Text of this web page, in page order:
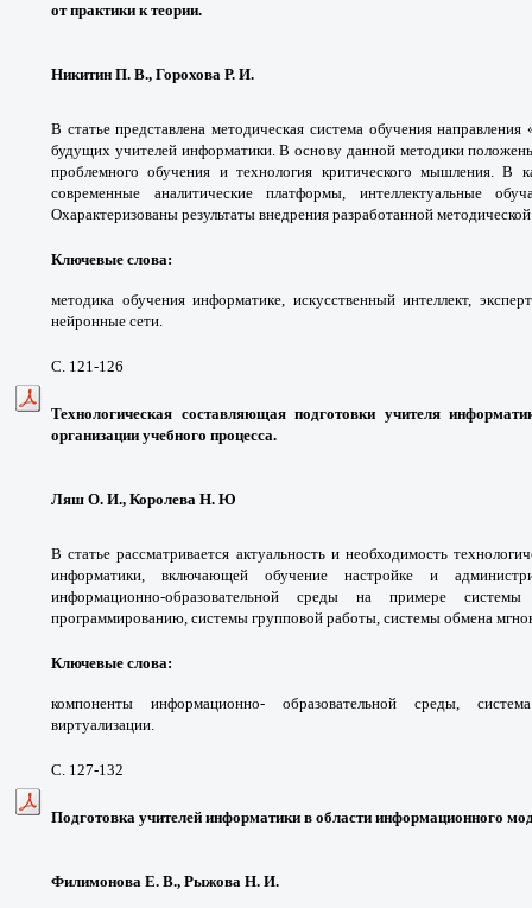
от практики к теории.
Никитин П. В., Горохова Р. И.
В статье представлена методическая система обучения
будущих учителей информатики. В основу данной методики
проблемного обучения и технология критического мышления. В
современные аналитические платформы, интеллектуальные
Охарактеризованы результаты внедрения разработанной
Ключевые слова:
методика обучения информатике, искусственный интеллект,
нейронные сети.
С. 121-126
Технологическая составляющая подготовки учителя
организации учебного процесса.
Ляш О. И., Королева Н. Ю
В статье рассматривается актуальность и необходимость
информатики, включающей обучение настройке и
информационно-образовательной среды на примере
программированию, системы групповой работы, системы обмена
Ключевые слова:
компоненты информационно- образовательной среды,
виртуализации.
С. 127-132
Подготовка учителей информатики в области информационного
Филимонова Е. В., Рыжова Н. И.